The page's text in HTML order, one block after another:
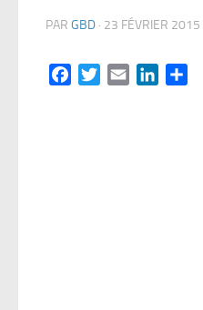
PAR GBD · 23 FÉVRIER 2015
FacebookTwitterEmail LinkedIn